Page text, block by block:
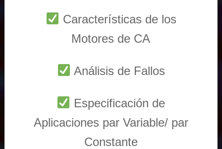
Características de los
Motores de CA
Análisis de Fallos
Especificación de
Aplicaciones par Variable/ par
Constante